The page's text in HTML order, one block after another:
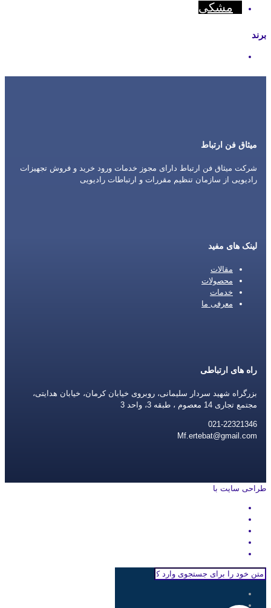
مشکی
برند
میثاق فن ارتباط
شرکت میثاق فن ارتباط دارای مجوز خدمات ورود خرید و فروش تجهیزات
رادیویی از سازمان تنظیم مقررات و ارتباطات رادیویی
لینک های مفید
مقالات
محصولات
خدمات
معرفی ما
راه های ارتباطی
بزرگراه شهید سردار سلیمانی، روبروی خیابان کرمان، خیابان هدایتی،
مجتمع تجاری 14 معصوم ، طبقه 3، واحد 3
021-22321346
Mf.ertebat@gmail.com
طراحی سایت با